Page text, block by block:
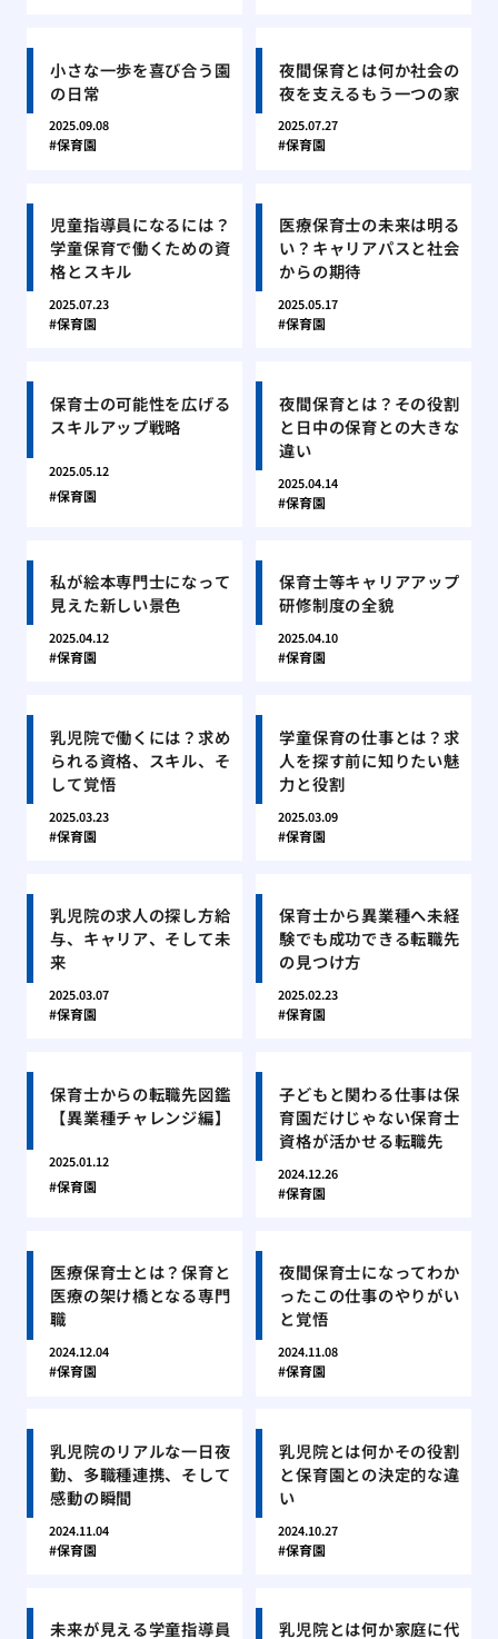
小さな一歩を喜び合う園
の日常
2025.09.08
保育園
夜間保育とは何か社会の
夜を支えるもう一つの家
2025.07.27
保育園
児童指導員になるには？
学童保育で働くための資
格とスキル
2025.07.23
保育園
医療保育士の未来は明る
い？キャリアパスと社会
からの期待
2025.05.17
保育園
保育士の可能性を広げる
スキルアップ戦略
2025.05.12
保育園
夜間保育とは？その役割
と日中の保育との大きな
違い
2025.04.14
保育園
私が絵本専門士になって
見えた新しい景色
2025.04.12
保育園
保育士等キャリアアップ
研修制度の全貌
2025.04.10
保育園
乳児院で働くには？求め
られる資格、スキル、そ
して覚悟
2025.03.23
保育園
学童保育の仕事とは？求
人を探す前に知りたい魅
力と役割
2025.03.09
保育園
乳児院の求人の探し方給
与、キャリア、そして未
来
2025.03.07
保育園
保育士から異業種へ未経
験でも成功できる転職先
の見つけ方
2025.02.23
保育園
保育士からの転職先図鑑
【異業種チャレンジ編】
2025.01.12
保育園
子どもと関わる仕事は保
育園だけじゃない保育士
資格が活かせる転職先
2024.12.26
保育園
医療保育士とは？保育と
医療の架け橋となる専門
職
2024.12.04
保育園
夜間保育士になってわか
ったこの仕事のやりがい
と覚悟
2024.11.08
保育園
乳児院のリアルな一日夜
勤、多職種連携、そして
感動の瞬間
2024.11.04
保育園
乳児院とは何かその役割
と保育園との決定的な違
い
2024.10.27
保育園
未来が見える学童指導員 乳児院とは何か家庭に代